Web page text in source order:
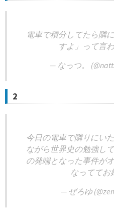
電車で積分してたら隣
すよ」って言
— なっつ。
2
今日の電車で隣りにい
ながら世界史の勉強し
の発端となった事件が
なっててお
— ぜろゆ